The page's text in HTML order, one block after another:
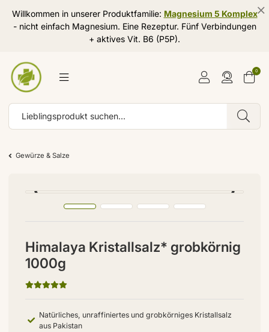
Willkommen in unserer Produktfamilie: Magnesium 5 Komplex
- nicht einfach Magnesium. Eine Rezeptur. Fünf Verbindungen
+ aktives Vit. B6 (P5P).
0
Gewürze & Salze
Himalaya Kristallsalz* grobkörnig
1000g
Natürliches, unraffiniertes und grobkörniges Kristallsalz
aus Pakistan